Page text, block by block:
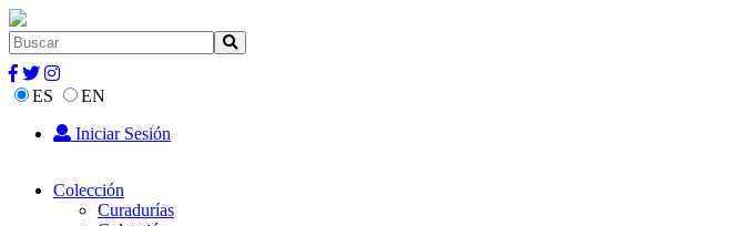
ES
EN
Iniciar Sesión
Colección
Curadurías